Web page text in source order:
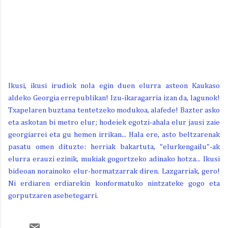
Ikusi, ikusi irudiok nola egin duen elurra asteon Kaukaso
aldeko Georgia errepublikan! Izu-ikaragarria izan da, lagunok!
Txapelaren buztana tentetzeko modukoa, alafede! Bazter asko
eta askotan bi metro elur; hodeiek egotzi-ahala elur jausi zaie
georgiarrei eta gu hemen irrikan... Hala ere, asto beltzarenak
pasatu omen dituzte: herriak bakartuta, "elurkengailu"-ak
elurra erauzi ezinik, mukiak gogortzeko adinako hotza... Ikusi
bideoan norainoko elur-hormatzarrak diren. Lazgarriak, gero!
Ni erdiaren erdiarekin konformatuko nintzateke gogo eta
gorputzaren asebetegarri.